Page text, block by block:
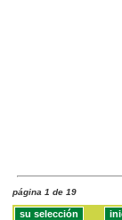
página 1 de 19